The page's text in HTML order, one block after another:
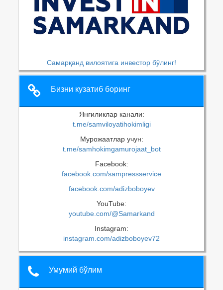
Самарқанд вилоятига инвестор бўлинг!
Бизни кузатиб боринг
Янгиликлар канали:
t.me/samviloyatihokimligi
Мурожаатлар учун:
t.me/samhokimgamurojaat_bot
Facebook:
facebook.com/sampressservice
facebook.com/adizboboyev
YouTube:
youtube.com/@Samarkand
Instagram:
instagram.com/adizboboyev72
Умумий бўлим